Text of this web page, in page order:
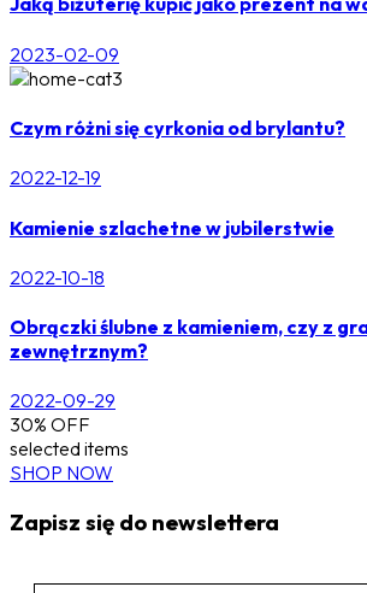
2023-02-09
Czym różni się cyrkonia od brylantu?
2022-12-19
Kamienie szlachetne w jubilerstwie
2022-10-18
Obrączki ślubne z kamieniem, czy z
zewnętrznym?
2022-09-29
30% OFF
selected items
SHOP NOW
Zapisz się do newslettera